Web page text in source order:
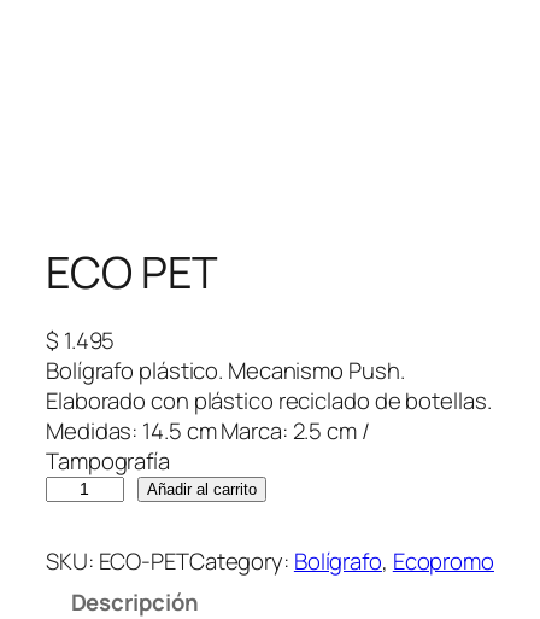
ECO PET
$ 1.495
Bolígrafo plástico. Mecanismo Push.
Elaborado con plástico reciclado de botellas.
Medidas: 14.5 cm Marca: 2.5 cm /
Tampografía
O
P
Añadir al carrito
SKU: ECO-PETCategory: Bolígrafo, Ecopromo
Descripción